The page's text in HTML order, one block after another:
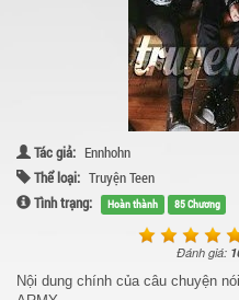
Tác giả: Ennhohn
Thể loại: Truyện Teen
Tình trạng:
Hoàn thành 85 Chương
Đánh giá:
Nội dung chính của câu chuyện